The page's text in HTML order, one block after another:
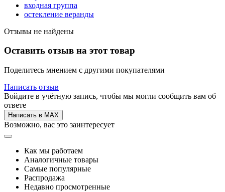
входная группа
остекление веранды
Отзывы не найдены
Оставить отзыв на этот товар
Поделитесь мнением с другими покупателями
Написать отзыв
Войдите в учётную запись, чтобы мы могли сообщить вам об
ответе
Написать в MAX
Возможно, вас это заинтересует
Как мы работаем
Аналогичные товары
Самые популярные
Распродажа
Недавно просмотренные